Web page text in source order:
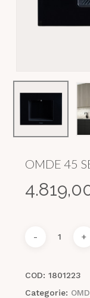
OMDE 45
COD: 1801223
Categorie: